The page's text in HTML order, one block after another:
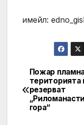
имейл:
Post
Пожар
територията
резерват
гора“